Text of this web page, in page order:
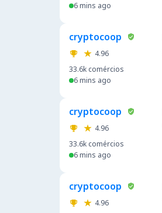
6 mins ago
cryptocoop
4.96
33.6k comércios
6 mins ago
cryptocoop
4.96
33.6k comércios
6 mins ago
cryptocoop
4.96